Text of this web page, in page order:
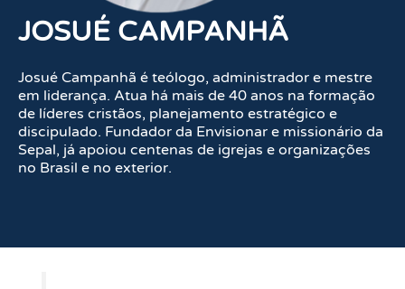
JOSUÉ CAMPANHÃ
Josué Campanhã é teólogo, administrador e mestre
em liderança. Atua há mais de 40 anos na formação
de líderes cristãos, planejamento estratégico e
discipulado. Fundador da Envisionar e missionário da
Sepal, já apoiou centenas de igrejas e organizações
no Brasil e no exterior.